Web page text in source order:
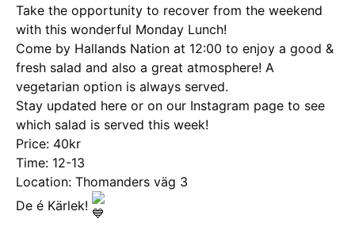
Take the opportunity to recover from the weekend
with this wonderful Monday Lunch!
Come by Hallands Nation at 12:00 to enjoy a good &
fresh salad and also a great atmosphere! A
vegetarian option is always served.
Stay updated here or on our Instagram page to see
which salad is served this week!
Price: 40kr
Time: 12-13
Location: Thomanders väg 3
De é Kärlek!